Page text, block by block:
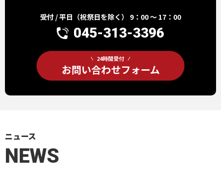
受付 / 平日（祝祭日を除く） 9：00 ～ 17：00
045-313-3396
24時間受付
お問い合わせフォーム
ニュース
NEWS